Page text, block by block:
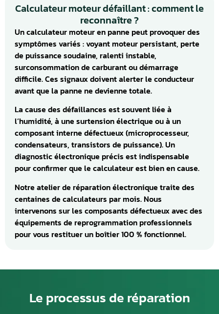
Calculateur moteur défaillant : comment le
reconnaître ?
Un calculateur moteur en panne peut provoquer des
symptômes variés : voyant moteur persistant, perte
de puissance soudaine, ralenti instable,
surconsommation de carburant ou démarrage
difficile. Ces signaux doivent alerter le conducteur
avant que la panne ne devienne totale.
La cause des défaillances est souvent liée à
l’humidité, à une surtension électrique ou à un
composant interne défectueux (microprocesseur,
condensateurs, transistors de puissance). Un
diagnostic électronique précis est indispensable
pour confirmer que le calculateur est bien en cause.
Notre atelier de réparation électronique traite des
centaines de calculateurs par mois. Nous
intervenons sur les composants défectueux avec des
équipements de reprogrammation professionnels
pour vous restituer un boîtier 100 % fonctionnel.
Le processus de réparation